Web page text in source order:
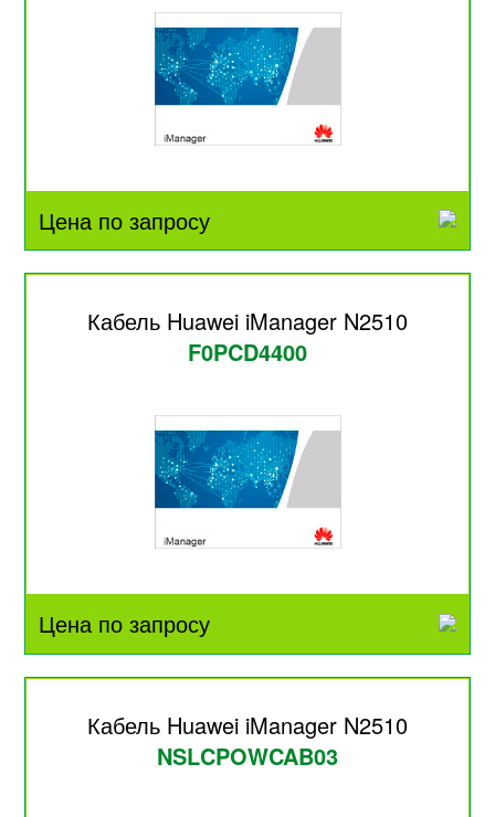
Цена по запросу
Кабель Huawei iManager N2510
F0PCD4400
Цена по запросу
Кабель Huawei iManager N2510
NSLCPOWCAB03